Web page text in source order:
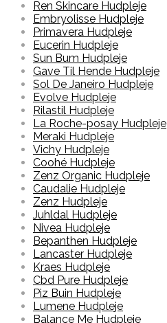
Ren Skincare Hudpleje
Embryolisse Hudpleje
Primavera Hudpleje
Eucerin Hudpleje
Sun Bum Hudpleje
Gave Til Hende Hudpleje
Sol De Janeiro Hudpleje
Evolve Hudpleje
Rilastil Hudpleje
La Roche-posay Hudpleje
Meraki Hudpleje
Vichy Hudpleje
Coohé Hudpleje
Zenz Organic Hudpleje
Caudalie Hudpleje
Zenz Hudpleje
Juhldal Hudpleje
Nivea Hudpleje
Bepanthen Hudpleje
Lancaster Hudpleje
Kraes Hudpleje
Cbd Pure Hudpleje
Piz Buin Hudpleje
Lumene Hudpleje
Balance Me Hudpleje